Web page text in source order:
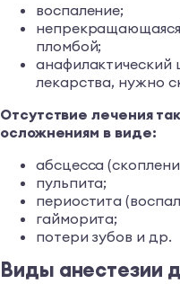
воспаление;
пломбой;
анафилактический
лекарства, нужно
Отсутствие лечения
осложнениям в виде:
абсцесса
пульпита;
периостита
гайморита;
потери зубов и др.
Виды анестезии